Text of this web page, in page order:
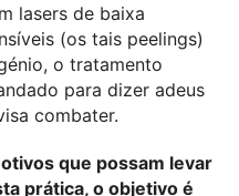
lasers de baixa
(os tais peelings)
o tratamento
para dizer adeus
combater.
que possam levar
prática, o objetivo é